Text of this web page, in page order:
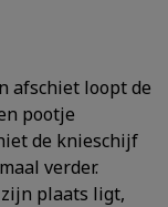
afschiet loopt de
pootje
de knieschijf
verder.
plaats ligt,